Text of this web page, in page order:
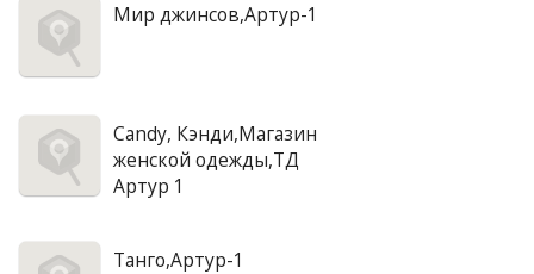
Мир джинсов,Артур-1
Candy, Кэнди,Магазин
женской одежды,ТД
Артур 1
Танго,Артур-1